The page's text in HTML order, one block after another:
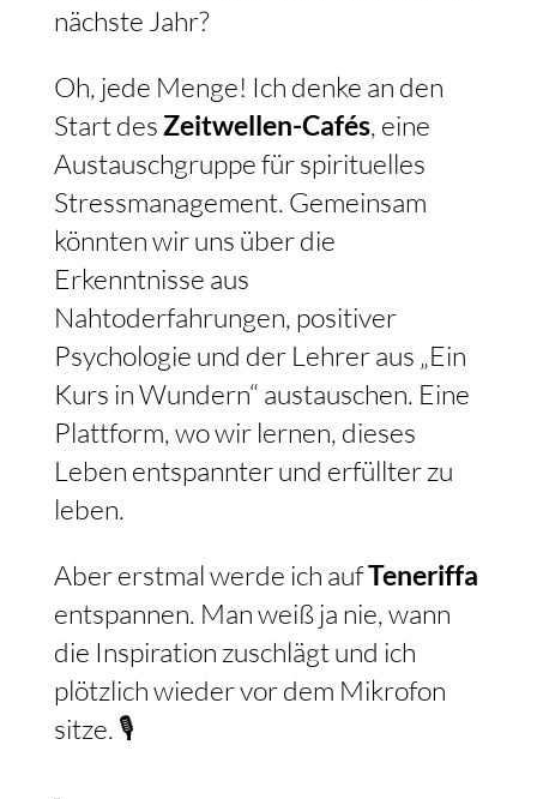
nächste Jahr?
Oh, jede Menge! Ich denke an den
Start des Zeitwellen-Cafés, eine
Austauschgruppe für spirituelles
Stressmanagement. Gemeinsam
könnten wir uns über die
Erkenntnisse aus
Nahtoderfahrungen, positiver
Psychologie und der Lehrer aus „Ein
Kurs in Wundern“ austauschen. Eine
Plattform, wo wir lernen, dieses
Leben entspannter und erfüllter zu
leben.
Aber erstmal werde ich aufTeneriffa
entspannen. Man weiß ja nie, wann
die Inspiration zuschlägt und ich
plötzlich wieder vor dem Mikrofon
sitze. 🎙️